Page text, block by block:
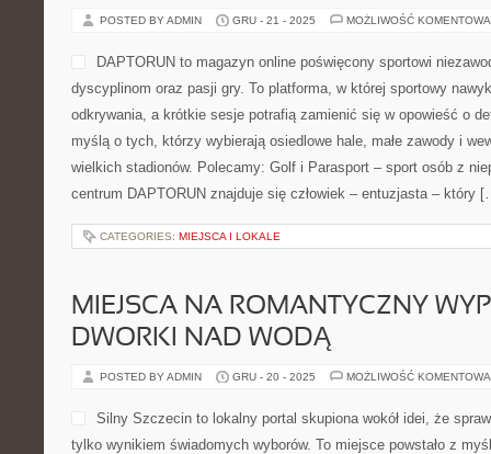
POSTED BY ADMIN GRU - 21 - 2025 MOŻLIWOŚĆ
DAPTORUN to magazyn online poświęcony sportowi
dyscyplinom oraz pasji gry. To platforma, w której sportowy
odkrywania, a krótkie sesje potrafią zamienić się w opowieść o
myślą o tych, którzy wybierają osiedlowe hale, małe zawody i
wielkich stadionów. Polecamy: Golf i Parasport – sport osób z
centrum DAPTORUN znajduje się człowiek – entuzjasta – który
CATEGORIES: MIEJSCA I LOKALE
MIEJSCA NA ROMANTYCZNY
DWORKI NAD WODĄ
POSTED BY ADMIN GRU - 20 - 2025 MOŻLIWOŚĆ
Silny Szczecin to lokalny portal skupiona wokół idei, że
tylko wynikiem świadomych wyborów. To miejsce powstało z